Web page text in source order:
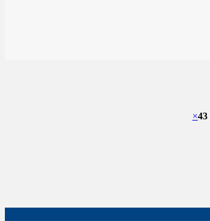
×